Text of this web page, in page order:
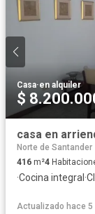
Casa·en alquiler
$
casa en
Norte de Santander
416 m²4
·Cocina integral ·
Actualizado hace 5